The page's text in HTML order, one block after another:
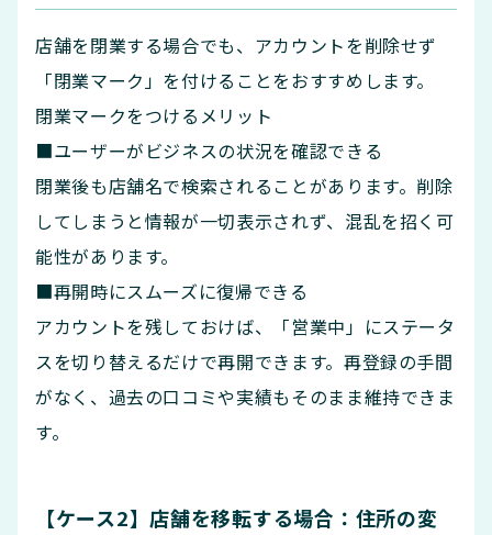
店舗を閉業する場合でも、アカウントを削除せず
「閉業マーク」を付けることをおすすめします。
閉業マークをつけるメリット
■ユーザーがビジネスの状況を確認できる
閉業後も店舗名で検索されることがあります。削除
してしまうと情報が一切表示されず、混乱を招く可
能性があります。
■再開時にスムーズに復帰できる
アカウントを残しておけば、「営業中」にステータ
スを切り替えるだけで再開できます。再登録の手間
がなく、過去の口コミや実績もそのまま維持できま
す。
【ケース2】店舗を移転する場合：住所の変